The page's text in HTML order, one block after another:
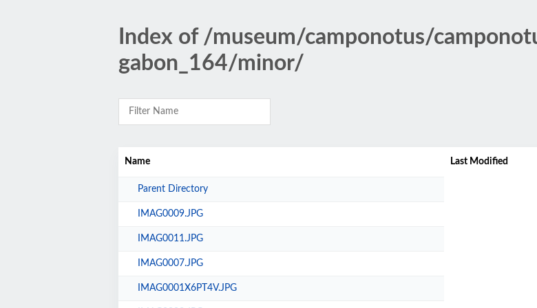
Index of /museum/camponotus/
gabon_164/minor/
Name Last Modified
Parent Directory
IMAG0009.JPG
IMAG0011.JPG
IMAG0007.JPG
IMAG0001X6PT4V.JPG